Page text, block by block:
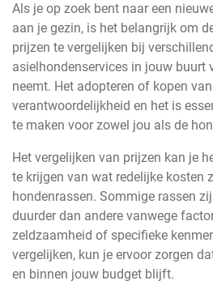
Als je op zoek bent naar een
aan je gezin, is het belangrijk om
prijzen te vergelijken bij
asielhondenservices in jouw buurt
neemt. Het adopteren of kopen
verantwoordelijkheid en het is
te maken voor zowel jou als de
Het vergelijken van prijzen kan je
te krijgen van wat redelijke kosten
hondenrassen. Sommige rassen
duurder dan andere vanwege
zeldzaamheid of specifieke
vergelijken, kun je ervoor zorgen
en binnen jouw budget blijft.